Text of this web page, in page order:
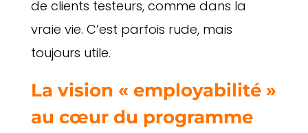
de clients testeurs, comme dans la
vraie vie. C’est parfois rude, mais
toujours utile.
La vision « employabilité »
au cœur du programme